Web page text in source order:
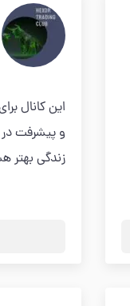
این کانال
و پیشرفت
زندگی